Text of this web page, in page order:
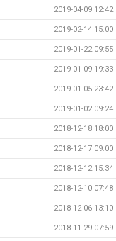
2019-04-09 12:42
2019-02-14 15:00
2019-01-22 09:55
2019-01-09 19:33
2019-01-05 23:42
2019-01-02 09:24
2018-12-18 18:00
2018-12-17 09:00
2018-12-12 15:34
2018-12-10 07:48
2018-12-06 13:10
2018-11-29 07:59